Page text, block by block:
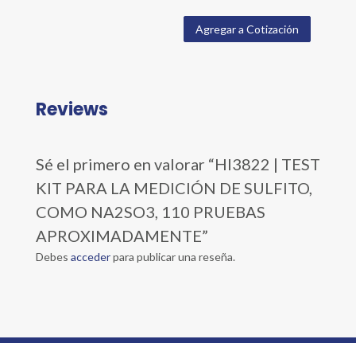
Agregar a Cotización
Reviews
Sé el primero en valorar “HI3822 | TEST
KIT PARA LA MEDICIÓN DE SULFITO,
COMO NA2SO3, 110 PRUEBAS
APROXIMADAMENTE”
Debes accederpara publicar una reseña.